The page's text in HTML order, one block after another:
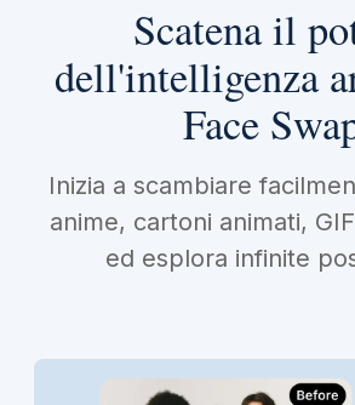
Scatena il
dell'intelligenza
Face
Inizia a scambiare
anime, cartoni animati,
ed esplora infinite